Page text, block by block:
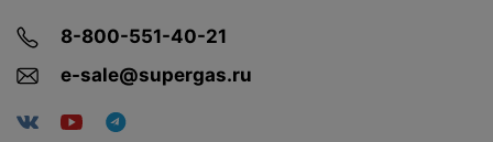
8-800-551-40-21
e-sale@supergas.ru